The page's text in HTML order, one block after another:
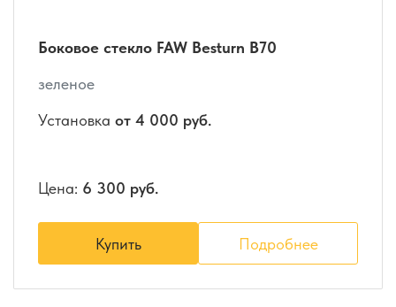
Боковое стекло FAW Besturn B70
зеленое
Установка от 4 000 руб.
Цена: 6 300 руб.
Купить Подробнее